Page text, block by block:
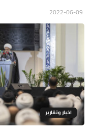
اخبار وتقارير